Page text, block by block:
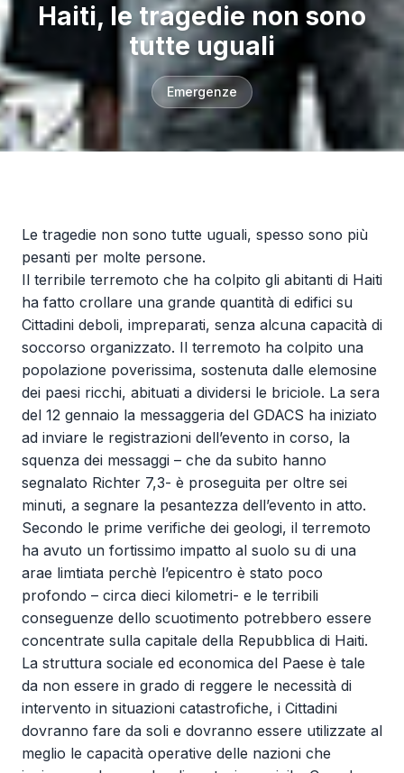
Haiti, le tragedie non sono
tutte uguali
Emergenze
Le tragedie non sono tutte uguali, spesso sono più
pesanti per molte persone.
Il terribile terremoto che ha colpito gli abitanti di Haiti
ha fatto crollare una grande quantità di edifici su
Cittadini deboli, impreparati, senza alcuna capacità di
soccorso organizzato. Il terremoto ha colpito una
popolazione poverissima, sostenuta dalle elemosine
dei paesi ricchi, abituati a dividersi le briciole. La sera
del 12 gennaio la messaggeria del GDACS ha iniziato
ad inviare le registrazioni dell’evento in corso, la
squenza dei messaggi – che da subito hanno
segnalato Richter 7,3- è proseguita per oltre sei
minuti, a segnare la pesantezza dell’evento in atto.
Secondo le prime verifiche dei geologi, il terremoto
ha avuto un fortissimo impatto al suolo su di una
arae limtiata perchè l’epicentro è stato poco
profondo – circa dieci kilometri- e le terribili
conseguenze dello scuotimento potrebbero essere
concentrate sulla capitale della Repubblica di Haiti.
La struttura sociale ed economica del Paese è tale
da non essere in grado di reggere le necessità di
intervento in situazioni catastrofiche, i Cittadini
dovranno fare da soli e dovranno essere utilizzate al
meglio le capacità operative delle nazioni che